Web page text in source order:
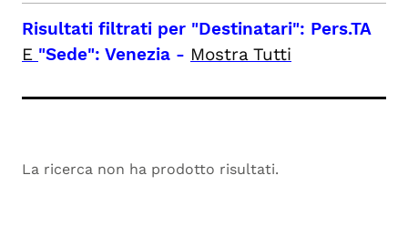
Risultati filtrati per "Destinatari": Pers.TA
E "Sede": Venezia - Mostra Tutti
La ricerca non ha prodotto risultati.